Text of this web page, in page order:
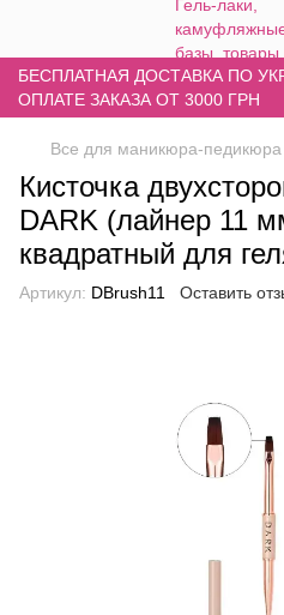
БЕСПЛАТНАЯ ДОСТАВКА ПО
ОПЛАТЕ ЗАКАЗА ОТ 3000 ГРН
Все для маникюра-педикюра
Кисточка
DARK (лайнер 11
квадратный для
Артикул: DBrush11 Оставить